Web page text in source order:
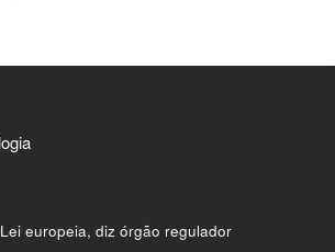
europeia, diz órgão regulador